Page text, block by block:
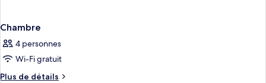
Chambre
4 personnes
Wi-Fi gratuit
Plus de détails
Plus